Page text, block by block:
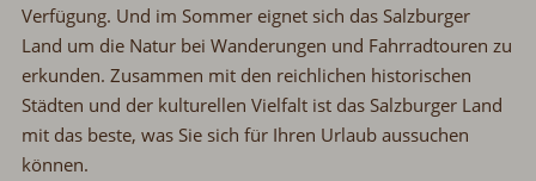
Verfügung. Und im Sommer eignet sich das Salzburger
Land um die Natur bei Wanderungen und Fahrradtouren zu
erkunden. Zusammen mit den reichlichen historischen
Städten und der kulturellen Vielfalt ist das Salzburger Land
mit das beste, was Sie sich für Ihren Urlaub aussuchen
können.